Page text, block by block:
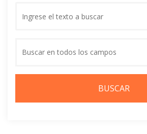
Buscar en todos los campos